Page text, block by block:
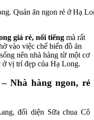
giá rẻ, nổi tiếng mà rất
vào việc chế biến đồ ăn
nên nhà hàng từ một cơ
ở vị trí đẹp của Hạ Long.
Nhà hàng ngon, rẻ
đối diện Sữa chua Cô